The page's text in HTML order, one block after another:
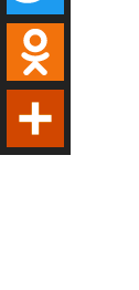
Twitter
Odnoklassniki